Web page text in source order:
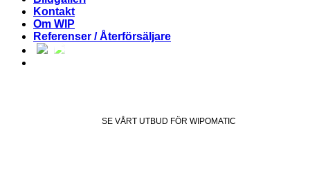
Kontakt
Om WIP
Referenser / Återförsäljare
SE VÅRT UTBUD FÖR WIPOMATIC